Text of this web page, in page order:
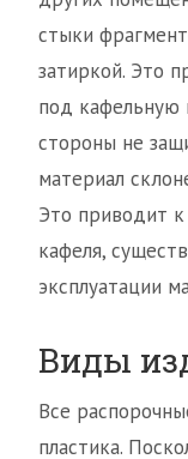
стыки
затиркой. Это
под кафельную
стороны не
материал
Это приводит
кафеля,
эксплуатации
Виды
Все
пластика.